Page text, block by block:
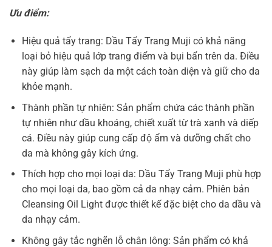
Ưu điểm:
Hiệu quả tẩy trang: Dầu Tẩy Trang Muji có khả năng
loại bỏ hiệu quả lớp trang điểm và bụi bẩn trên da. Điều
này giúp làm sạch da một cách toàn diện và giữ cho da
khỏe mạnh.
Thành phần tự nhiên: Sản phẩm chứa các thành phần
tự nhiên như dầu khoáng, chiết xuất từ trà xanh và diếp
cá. Điều này giúp cung cấp độ ẩm và dưỡng chất cho
da mà không gây kích ứng.
Thích hợp cho mọi loại da: Dầu Tẩy Trang Muji phù hợp
cho mọi loại da, bao gồm cả da nhạy cảm. Phiên bản
Cleansing Oil Light được thiết kế đặc biệt cho da dầu và
da nhạy cảm.
Không gây tắc nghẽn lỗ chân lông: Sản phẩm có khả